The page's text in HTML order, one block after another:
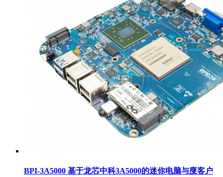
BPI-3A5000 基于龙芯中科3A5000的迷你电脑与廋客户